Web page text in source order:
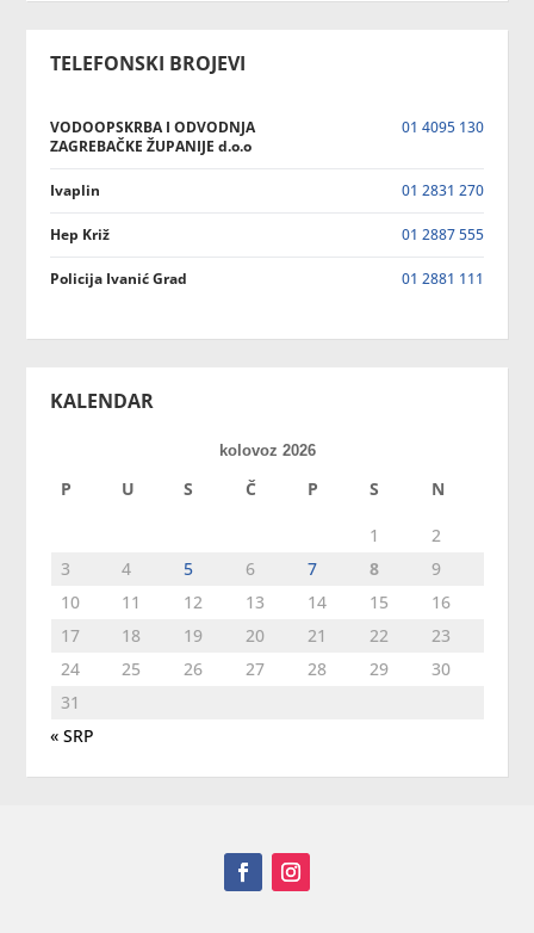
TELEFONSKI BROJEVI
VODOOPSKRBA I ODVODNJA
ZAGREBAČKE ŽUPANIJE d.o.o
01 4095 130
Ivaplin 01 2831 270
Hep Križ 01 2887 555
Policija Ivanić Grad 01 2881 111
KALENDAR
kolovoz 2026
P U S Č P S N
1
2
3
4 5 6 7 8
9
10
11 12 13 14 15
16
17
18 19 20 21 22
23
24
25 26 27 28 29
30
31
« SRP